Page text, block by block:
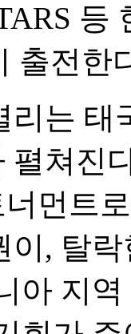
출전한
리는 태
펼쳐진
먼트
이, 탈
아 지